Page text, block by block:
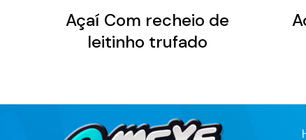
Açaí Com recheio de
leitinho trufado